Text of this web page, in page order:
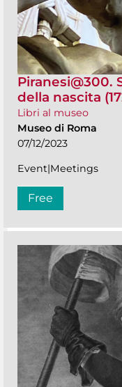
Piranesi@300.
della nascita
Libri al museo
Museo di Roma
07/12/2023
Event|Meetings
Free